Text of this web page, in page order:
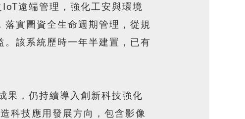
遠端管理，強化工安與環境
實圖資全生命週期管理，從規
該系統歷時一年半建置，已有
果，仍持續導入創新科技強化
科技應用發展方向，包含影像